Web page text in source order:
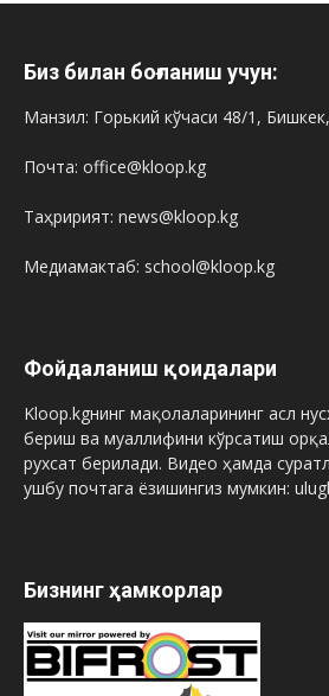
Биз билан боғланиш учун:
Манзил: Горький кўчаси 48/1, Бишкек,
Почта: office@kloop.kg
Таҳририят: news@kloop.kg
Медиамактаб: school@kloop.kg
Фойдаланиш қоидалари
Kloop.kgнинг мақолаларининг асл
бериш ва муаллифини кўрсатиш
рухсат берилади. Видео ҳамда
ушбу почтага ёзишингиз мумкин:
Бизнинг ҳамкорлар